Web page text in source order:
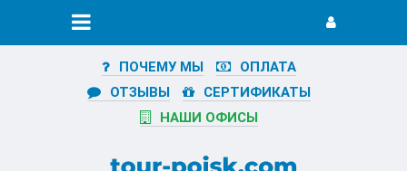
ПОЧЕМУ МЫ
ОПЛАТА
ОТЗЫВЫ
СЕРТИФИКАТЫ
НАШИ ОФИСЫ